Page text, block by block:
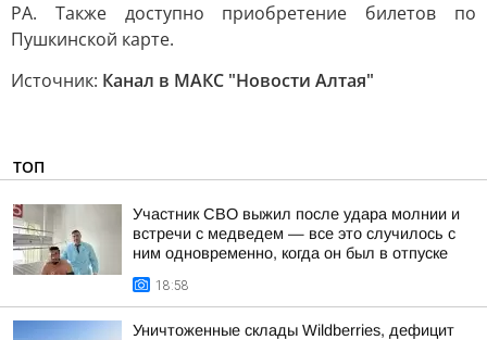
РА. Также доступно приобретение билетов по
Пушкинской карте.
Источник: Канал в МАКС "Новости Алтая"
ТОП
Участник СВО выжил после удара молнии и
встречи с медведем — все это случилось с
ним одновременно, когда он был в отпуске
18:58
Уничтоженные склады Wildberries, дефицит